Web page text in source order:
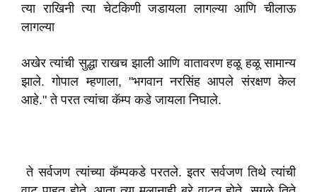
त्या राखिनी त्या चेटकिणी जडायला लागल्या आणि चीलाऊ
लागल्या
अखेर त्यांची सुद्धा राखच झाली आणि वातावरण हळू हळू सामान्य
झाले. गोपाल म्हणाला, "भगवान नरसिंह आपले संरक्षण केल
आहे." ते परत त्यांचा कॅम्प कडे जायला निघाले.
ते सर्वजण त्यांच्या कॅम्पकडे परतले. इतर सर्वजण तिथे त्यांची